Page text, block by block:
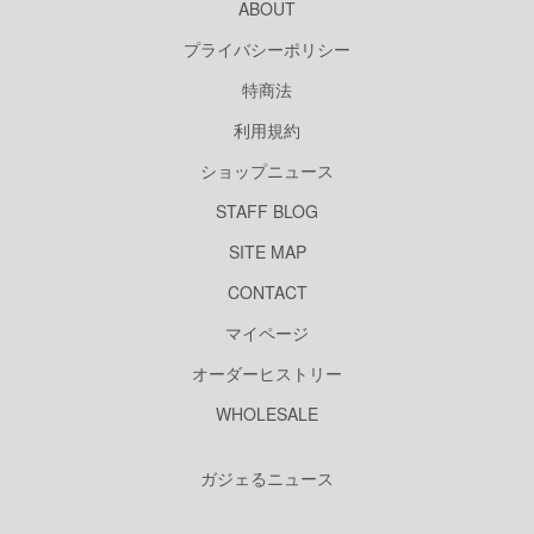
ABOUT
プライバシーポリシー
特商法
利用規約
ショップニュース
STAFF BLOG
SITE MAP
CONTACT
マイページ
オーダーヒストリー
WHOLESALE
ガジェるニュース